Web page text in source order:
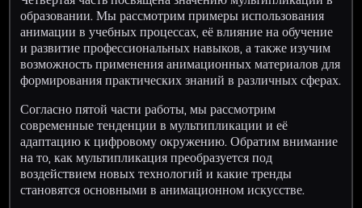
образовании. Мы рассмотрим примеры использования
анимации в учебных процессах, её влияние на обучение
и развитие профессиональных навыков, а также изучим
возможность применения анимационных материалов для
формирования практических знаний в различных сферах.
Согласно пятой части работы, мы рассмотрим
современные тенденции в мультипликации и её
адаптацию к цифровому окружению. Обратим внимание
на то, как мультипликация преобразуется под
воздействием новых технологий и какие тренды
становятся основными в анимационном искусстве.